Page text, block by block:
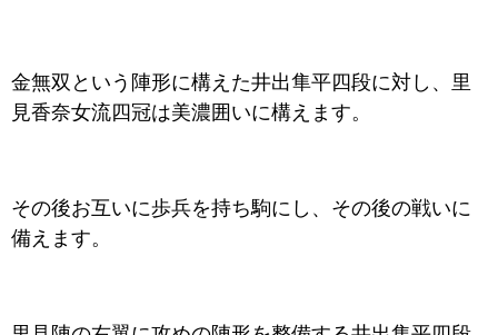
金無双という陣形に構えた井出隼平四段に対し、里
見香奈女流四冠は美濃囲いに構えます。
その後お互いに歩兵を持ち駒にし、その後の戦いに
備えます。